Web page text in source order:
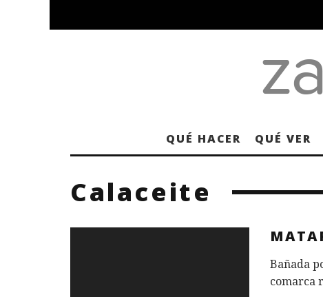
QUÉ HACER QUÉ VER
Calaceite
Bañada
comarca